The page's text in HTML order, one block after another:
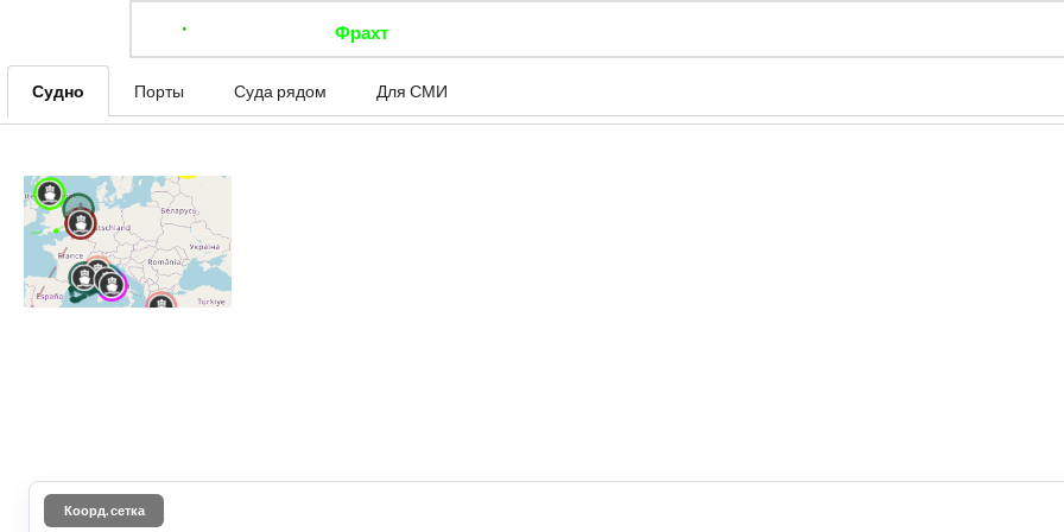
Фрахт
Судно Порты Суда рядом Для СМИ
Коорд. сетка